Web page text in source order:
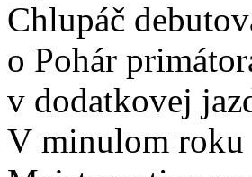
Chlupáč
o Pohár
v dodatkovej
V minulom roku